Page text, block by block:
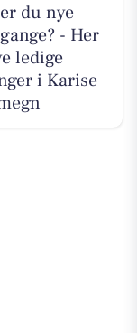
du nye
- Her
ledige
i Karise